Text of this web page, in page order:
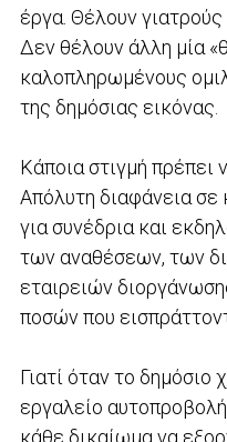
έργα. Θέλουν γιατρούς
Δεν θέλουν άλλη μία
καλοπληρωμένους
της δημόσιας εικόνας.
Κάποια στιγμή πρέπει
Απόλυτη διαφάνεια
για συνέδρια και
των αναθέσεων, των
εταιρειών
ποσών που
Γιατί όταν το δημόσιο
εργαλείο
κάθε δικαίωμα να